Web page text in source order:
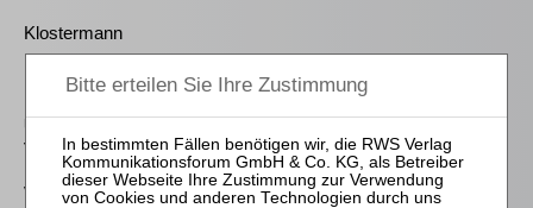
Klostermann
relative Vorrangregel im
tion
von Wilmowsky